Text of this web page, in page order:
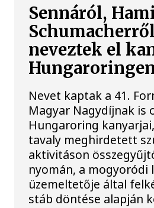
Sennáról,
neveztek el
Nevet kaptak a 41.
Magyar Nagydíjnak is
Hungaroring
tavaly meghirdetett
aktivitáson
nyomán, a mogyoródi
üzemeltetője által
stáb döntése alapján